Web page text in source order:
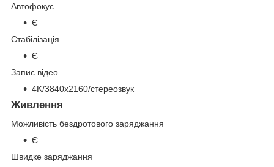
Автофокус
Є
Стабілізація
Є
Запис відео
4K/3840x2160/стереозвук
Живлення
Можливість бездротового заряджання
Є
Швидке заряджання